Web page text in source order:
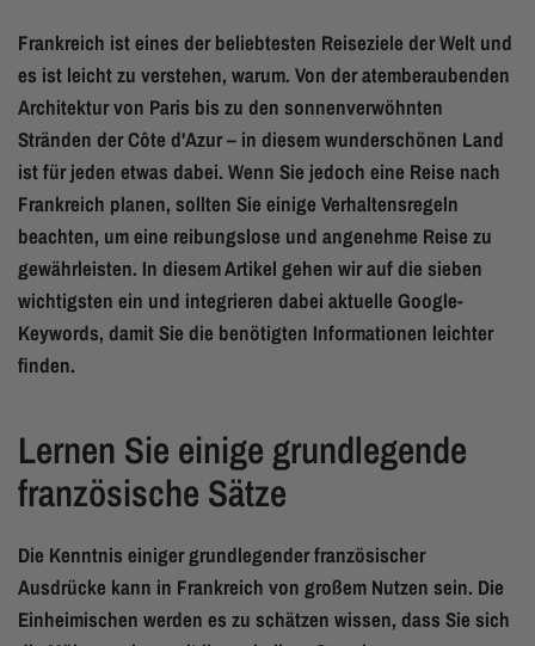
Frankreich ist eines der beliebtesten Reiseziele der Welt und
es ist leicht zu verstehen, warum. Von der atemberaubenden
Architektur von Paris bis zu den sonnenverwöhnten
Stränden der Côte d'Azur – in diesem wunderschönen Land
ist für jeden etwas dabei. Wenn Sie jedoch eine Reise nach
Frankreich planen, sollten Sie einige Verhaltensregeln
beachten, um eine reibungslose und angenehme Reise zu
gewährleisten. In diesem Artikel gehen wir auf die sieben
wichtigsten ein und integrieren dabei aktuelle Google-
Keywords, damit Sie die benötigten Informationen leichter
finden.
Lernen Sie einige grundlegende
französische Sätze
Die Kenntnis einiger grundlegender französischer
Ausdrücke kann in Frankreich von großem Nutzen sein. Die
Einheimischen werden es zu schätzen wissen, dass Sie sich